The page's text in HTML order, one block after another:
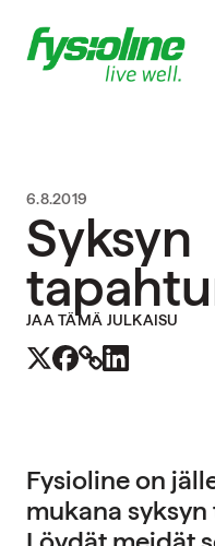
6.8.2019
Syksyn
JAA TÄMÄ JULKAISU
Fysioline on
mukana